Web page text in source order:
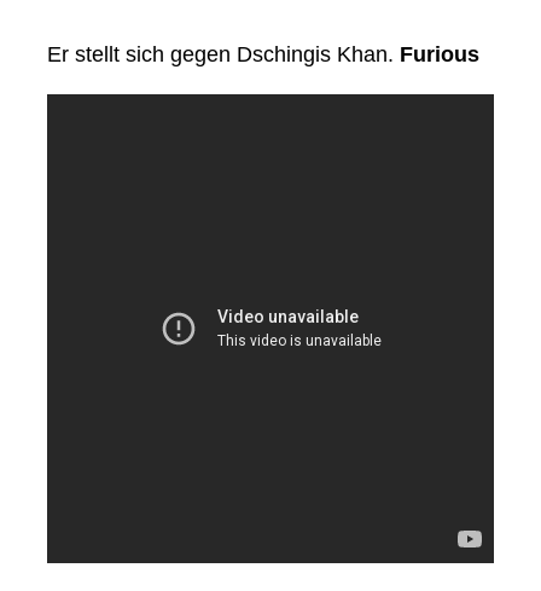
Er stellt sich gegen Dschingis Khan. Furious